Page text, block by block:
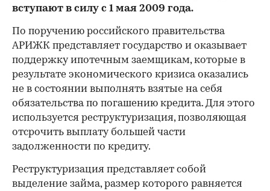
вступают в силу с 1 мая 2009 года.
По поручению российского правительства
АРИЖК представляет государство и оказывает
поддержку ипотечным заемщикам, которые в
результате экономического кризиса оказались
не в состоянии выполнять взятые на себя
обязательства по погашению кредита. Для этого
используется реструктуризация, позволяющая
отсрочить выплату большей части
задолженности по кредиту.
Реструктуризация представляет собой
выделение займа, размер которого равняется